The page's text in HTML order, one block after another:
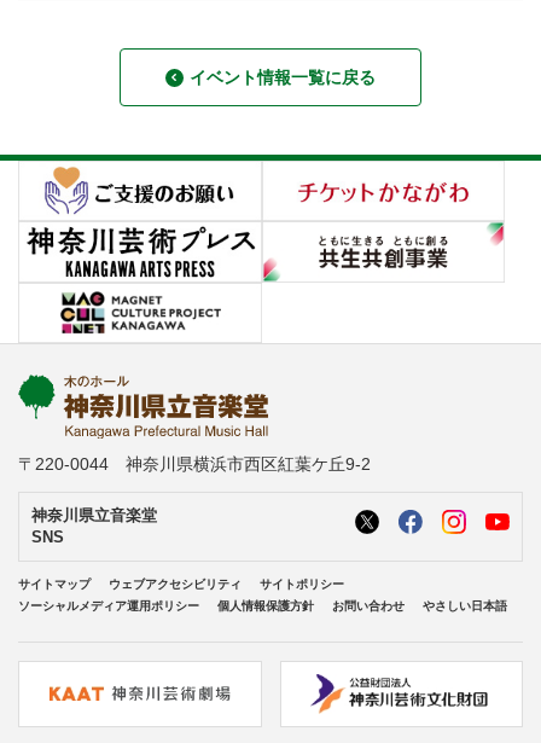
イベント情報一覧に戻る
〒220-0044 神奈川県横浜市西区紅葉ケ丘9-2
神奈川県立音楽堂
SNS
サイトマップ ウェブアクセシビリティ
サイトポリシー
ソーシャルメディア運用ポリシー
個人情報保護方針 お問い合わせ やさしい日本語